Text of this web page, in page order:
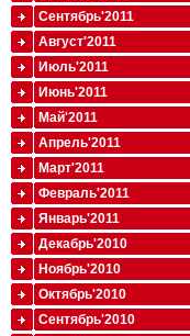
Сентябрь'2011
Август'2011
Июль'2011
Июнь'2011
Май'2011
Апрель'2011
Март'2011
Февраль'2011
Январь'2011
Декабрь'2010
Ноябрь'2010
Октябрь'2010
Сентябрь'2010